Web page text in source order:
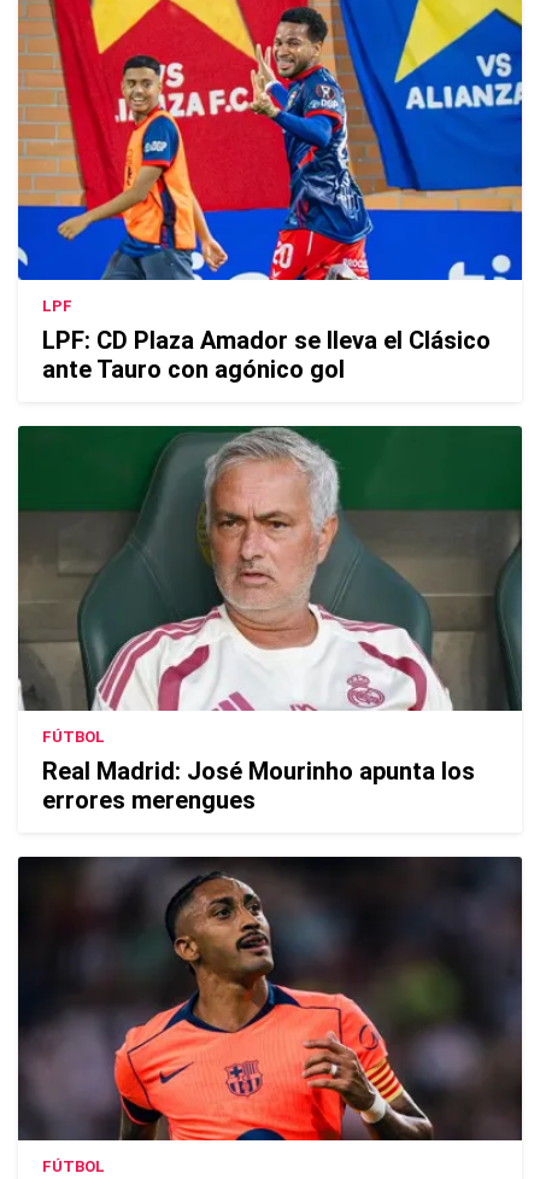
LPF
LPF: CD Plaza Amador se lleva el Clásico
ante Tauro con agónico gol
FÚTBOL
Real Madrid: José Mourinho apunta los
errores merengues
FÚTBOL